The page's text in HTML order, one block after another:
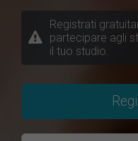
Registrati
partecipare agli
il tuo studio.